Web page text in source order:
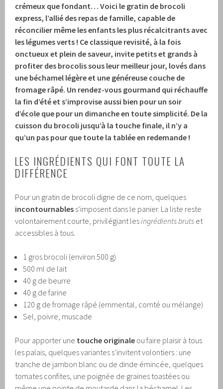
crémeux que fondant… Voici le gratin de brocoli
express, l’allié des repas de famille, capable de
réconcilier même les enfants les plus récalcitrants avec
les légumes verts ! Ce classique revisité, à la fois
onctueux et plein de saveur, invite petits et grands à
profiter des brocolis sous leur meilleur jour, lovés dans
une béchamel légère et une généreuse couche de
fromage râpé. Un rendez-vous gourmand qui réchauffe
la fin d’été et s’improvise aussi bien pour un soir
d’école que pour un dimanche en toute simplicité. De la
cuisson du brocoli jusqu’à la touche finale, il n’y a
qu’un pas pour que toute la tablée en redemande !
LES INGRÉDIENTS QUI FONT TOUTE LA
DIFFÉRENCE
Pour un gratin de brocoli digne de ce nom, quelques
incontournables s’imposent dans le panier. La liste reste
volontairement courte, privilégiant lesingrédients bruts et
accessibles à tous.
1 gros brocoli (environ 500 g)
500 ml de lait
40 g de beurre
40 g de farine
120 g de fromage râpé (emmental, comté ou mélange)
Sel, poivre, muscade
Pour apporter une touche originale ou faire plaisir à tous
les palais, quelques variantes s’invitent volontiers : une
tranche de jambon blanc ou de dinde émincée, quelques
tomates confites, une poignée de graines toastées ou